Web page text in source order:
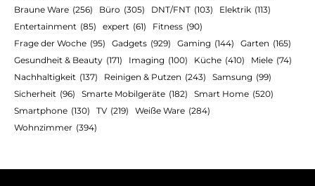
Braune Ware (256) Büro (305) DNT/FNT (103) Elektrik (113)
Entertainment (85) expert (61) Fitness (90)
Frage der Woche (95) Gadgets (929) Gaming (144) Garten (165)
Gesundheit & Beauty (171) Imaging (100) Küche (410) Miele (74)
Nachhaltigkeit (137) Reinigen & Putzen (243) Samsung (99)
Sicherheit (96) Smarte Mobilgeräte (182) Smart Home (520)
Smartphone (130) TV (219) Weiße Ware (284)
Wohnzimmer (394)